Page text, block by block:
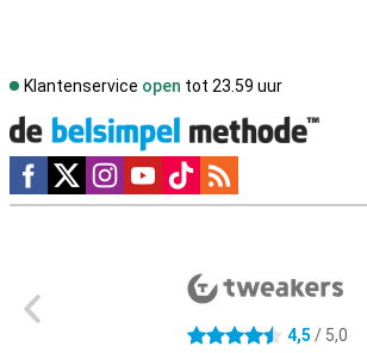
Klantenservice open tot 23.59 uur
Social media
4.5 sterren 4,5 / 5,0